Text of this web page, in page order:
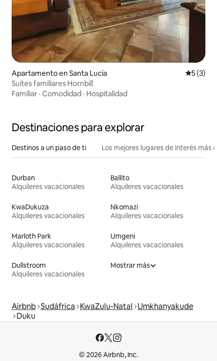
Apartamento en Santa Lucía
5 (3)
Suites familiares Hornbill
Familiar · Comodidad · Hospitalidad
Destinaciones para explorar
Destinos a un paso de ti Los mejores lugares de interés más
Durban
Alquileres vacacionales
Ballito
Alquileres vacacionales
KwaDukuza
Alquileres vacacionales
Nkomazi
Alquileres vacacionales
Marloth Park
Alquileres vacacionales
Umgeni
Alquileres vacacionales
Dullstroom
Alquileres vacacionales
Mostrar más
Airbnb Sudáfrica KwaZulu-Natal Umkhanyakude
Duku
© 2026 Airbnb, Inc.